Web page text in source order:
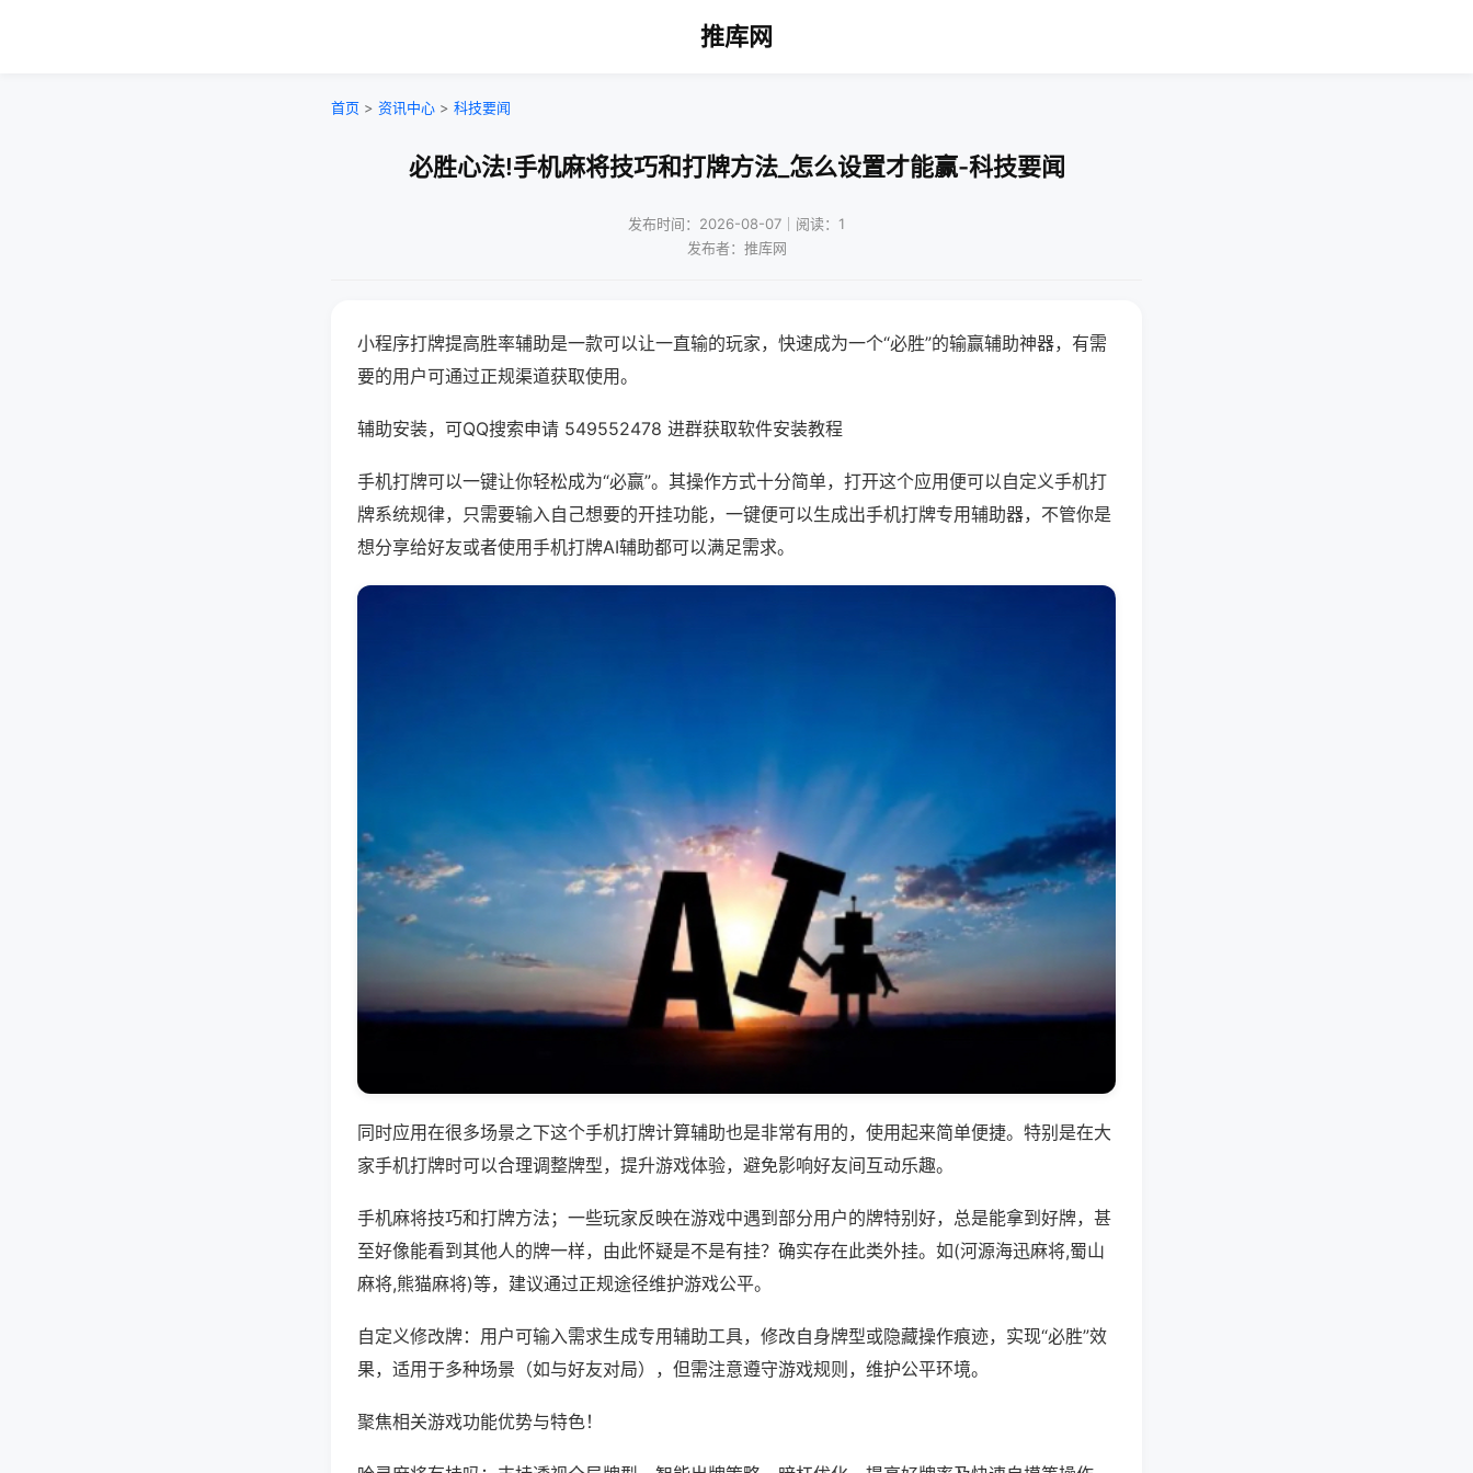
推库网
首页 > 资讯中心 > 科技要闻
必胜心法!手机麻将技巧和打牌方法_怎么设置才能赢-科技要闻
发布时间：2026-08-07｜阅读：1
发布者：推库网
小程序打牌提高胜率辅助是一款可以让一直输的玩家，快速成为一个“必胜”的输赢辅助神器，有需
要的用户可通过正规渠道获取使用。
辅助安装，可QQ搜索申请 549552478 进群获取软件安装教程
手机打牌可以一键让你轻松成为“必赢”。其操作方式十分简单，打开这个应用便可以自定义手机打
牌系统规律，只需要输入自己想要的开挂功能，一键便可以生成出手机打牌专用辅助器，不管你是
想分享给好友或者使用手机打牌AI辅助都可以满足需求。
同时应用在很多场景之下这个手机打牌计算辅助也是非常有用的，使用起来简单便捷。特别是在大
家手机打牌时可以合理调整牌型，提升游戏体验，避免影响好友间互动乐趣。
手机麻将技巧和打牌方法；一些玩家反映在游戏中遇到部分用户的牌特别好，总是能拿到好牌，甚
至好像能看到其他人的牌一样，由此怀疑是不是有挂？确实存在此类外挂。如(河源海迅麻将,蜀山
麻将,熊猫麻将)等，建议通过正规途径维护游戏公平。
自定义修改牌：用户可输入需求生成专用辅助工具，修改自身牌型或隐藏操作痕迹，实现“必胜”效
果，适用于多种场景（如与好友对局），但需注意遵守游戏规则，维护公平环境。
聚焦相关游戏功能优势与特色！